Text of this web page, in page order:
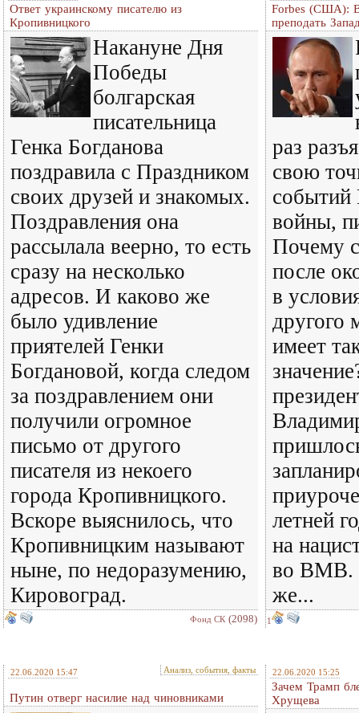
Ответ украинскому писателю из
Кропивницкого
Накануне Дня
Победы
болгарская
писательница
Генка Богданова
поздравила с Праздником
своих друзей и знакомых.
Поздравления она
рассылала веерно, то есть
сразу на несколько
адресов. И каково же
было удивление
приятелей Генки
Богдановой, когда следом
за поздравлением они
получили огромное
письмо от другого
писателя из некоего
города Кропивницкого.
Вскоре выяснилось, что
Кропивницким называют
ныне, по недоразумению,
Кировоград.
Фонд СК (2098)
Forbes (США):
преподать
раз
свою
событий
войны,
Почему
после
в
другого
имеет
летней
на
во ВМВ.
же...
1
22.06.2020 15:47 Анализ, события, факты
Путин отверг насилие над чиновниками
22.06.2020 15:25
Зачем Трамп
Хрущева